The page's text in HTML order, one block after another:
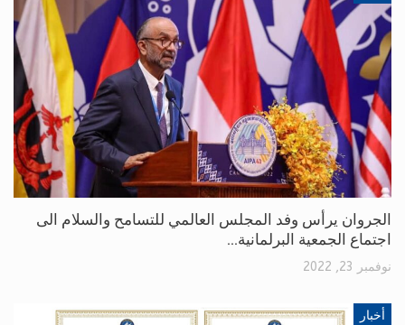
الجروان يرأس وفد المجلس العالمي للتسامح والسلام الى
اجتماع الجمعية البرلمانية…
نوفمبر 23, 2022
أخبار